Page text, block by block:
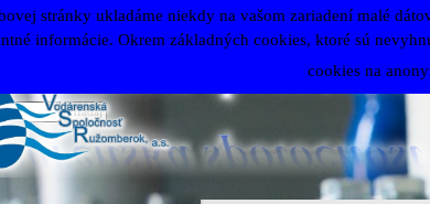
stránky ukladáme niekdy na vašom zariadení malé
informácie. Okrem základných cookies, ktoré sú
cookies na
Hľadaj